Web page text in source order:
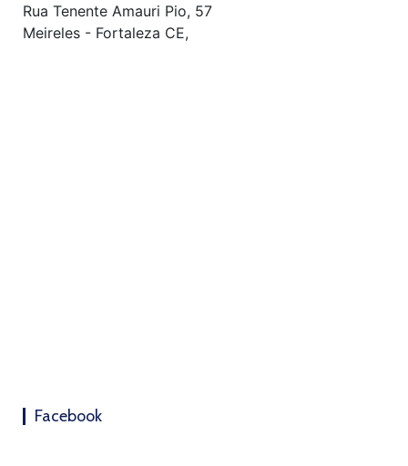
Rua Tenente Amauri Pio, 57
Meireles - Fortaleza CE,
Facebook